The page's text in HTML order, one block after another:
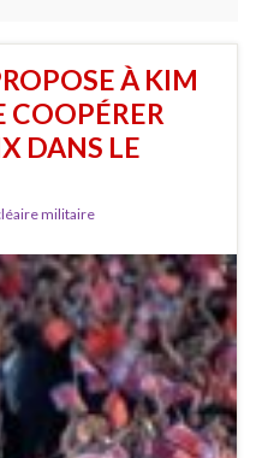
À KIM
COOPÉRER
DANS LE
militaire